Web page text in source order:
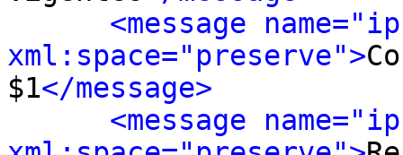
<message
xml:space="preserve">
$1</message>
<message